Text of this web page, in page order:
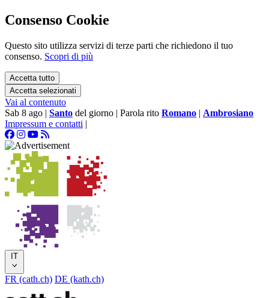
Consenso Cookie
Questo sito utilizza servizi di terze parti che richiedono il tuo
consenso. Scopri di più
Accetta tutto
Accetta selezionati
Vai al contenuto
Sab 8 ago | Santo del giorno | Parola rito Romano | Ambrosiano
Impressum e contatti |
IT
FR (cath.ch) DE (kath.ch)